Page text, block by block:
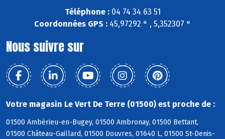
Téléphone :04 74 34 63 51
Coordonnées GPS : 45,97292 ° , 5,352307 °
Nous suivre sur
Votre magasin Le Vert De Terre (01500) est proche de :
01500 Ambérieu-en-Bugey, 01500 Ambronay, 01500 Bettant,
01500 Château-Gaillard, 01500 Douvres, 01640 L, 01500 St-Denis-